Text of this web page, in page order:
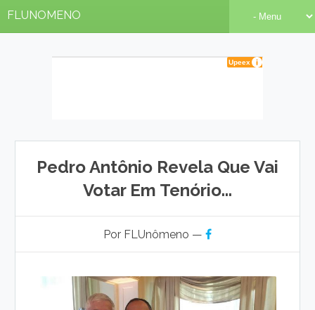
FLUNOMENO
Pedro Antônio Revela Que Vai
Votar Em Tenório...
Por FLUnômeno —